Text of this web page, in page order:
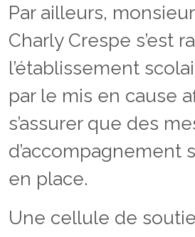
Par ailleurs,
Charly Crespe s’est
l’établissement
par le mis en cause
s’assurer que des
d’accompagnement
en place.
Une cellule de